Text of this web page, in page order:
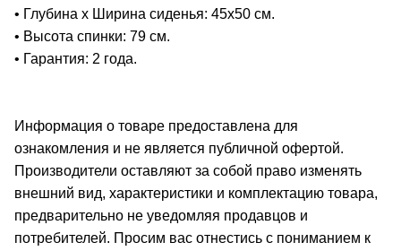
• Глубина х Ширина сиденья: 45х50 см.
• Высота спинки: 79 см.
• Гарантия: 2 года.
Информация о товаре предоставлена для
ознакомления и не является публичной офертой.
Производители оставляют за собой право изменять
внешний вид, характеристики и комплектацию товара,
предварительно не уведомляя продавцов и
потребителей. Просим вас отнестись с пониманием к